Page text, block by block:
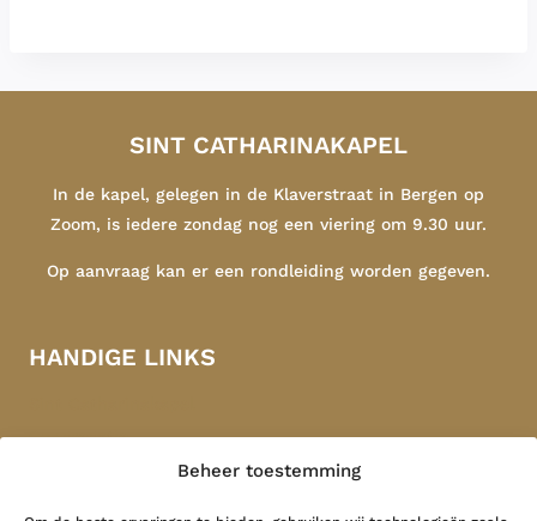
Beheer toestemming
SINT CATHARINAKAPEL
In de kapel, gelegen in de Klaverstraat in Bergen op
Zoom, is iedere zondag nog een viering om 9.30 uur.
Op aanvraag kan er een rondleiding worden gegeven.
HANDIGE LINKS
Congregatie